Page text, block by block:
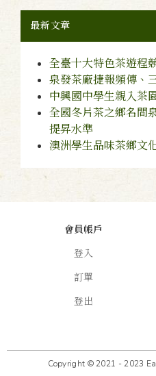
最新文章
全臺十大特色茶遊程
泉發茶廠捷報頻傳、
中興國中學生親入茶
全國冬片茶之鄉名間
提昇水準
澳洲學生品味茶鄉文
會員帳戶
登入
訂單
登出
Copyright © 2021 - 2023